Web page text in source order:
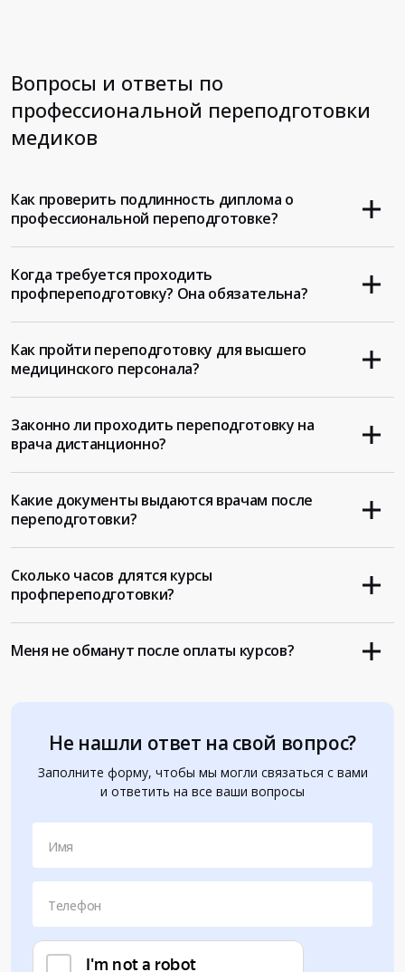
Вопросы и ответы по
профессиональной переподготовки
медиков
Не нашли ответ на свой вопрос?
Заполните форму, чтобы мы могли связаться с вами
и ответить на все ваши вопросы
Имя
Телефон
Как проверить подлинность диплома о
профессиональной переподготовке?
Когда требуется проходить
профпереподготовку? Она обязательна?
Как пройти переподготовку для высшего
медицинского персонала?
Законно ли проходить переподготовку на
врача дистанционно?
Какие документы выдаются врачам после
переподготовки?
Сколько часов длятся курсы
профпереподготовки?
Меня не обманут после оплаты курсов?